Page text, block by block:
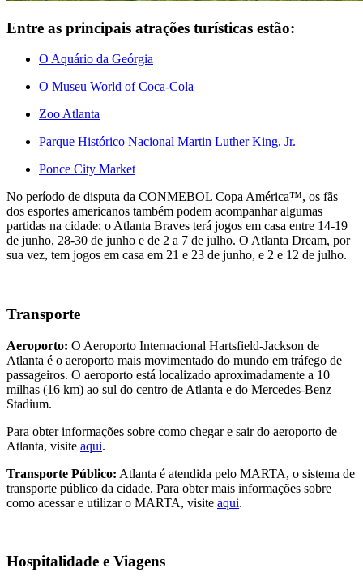
Entre as principais atrações turísticas estão:
O Aquário da Geórgia
O Museu World of Coca-Cola
Zoo Atlanta
Parque Histórico Nacional Martin Luther King, Jr.
Ponce City Market
No período de disputa da CONMEBOL Copa América™, os fãs
dos esportes americanos também podem acompanhar algumas
partidas na cidade: o Atlanta Braves terá jogos em casa entre 14-19
de junho, 28-30 de junho e de 2 a 7 de julho. O Atlanta Dream, por
sua vez, tem jogos em casa em 21 e 23 de junho, e 2 e 12 de julho.
Transporte
Aeroporto: O Aeroporto Internacional Hartsfield-Jackson de
Atlanta é o aeroporto mais movimentado do mundo em tráfego de
passageiros. O aeroporto está localizado aproximadamente a 10
milhas (16 km) ao sul do centro de Atlanta e do Mercedes-Benz
Stadium.
Para obter informações sobre como chegar e sair do aeroporto de
Atlanta, visite aqui.
Transporte Público: Atlanta é atendida pelo MARTA, o sistema de
transporte público da cidade. Para obter mais informações sobre
como acessar e utilizar o MARTA, visite aqui.
Hospitalidade e Viagens